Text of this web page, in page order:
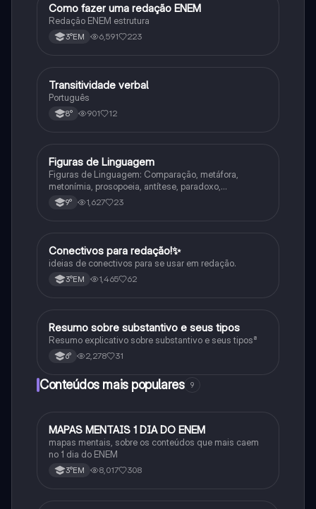
Português
Como fazer uma redação ENEM
Redação ENEM estrutura
3°EM 6,591 223
Português
Transitividade verbal
Português
8° 901 12
Português
Figuras de Linguagem
Figuras de Linguagem: Comparação, metáfora,
metonímia, prosopoeia, antítese, paradoxo,
eufemismo, hipérbole e onomatopeia
9° 1,627 23
Português
Conectivos para redação!✨
ideias de conectivos para se usar em redação.
3°EM 1,465 62
Português
Resumo sobre substantivo e seus tipos
Resumo explicativo sobre substantivo e seus tipos⁸
6° 2,278 31
Conteúdos mais populares 9
Português
MAPAS MENTAIS 1 DIA DO ENEM
mapas mentais, sobre os conteúdos que mais caem
no 1 dia do ENEM
3°EM 8,017 308